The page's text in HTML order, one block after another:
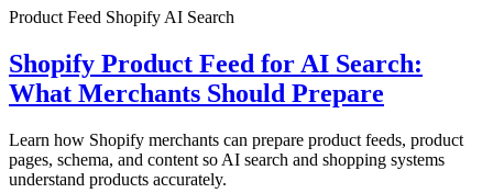
Product Feed Shopify AI Search
Shopify Product Feed for AI Search:
What Merchants Should Prepare
Learn how Shopify merchants can prepare product feeds, product
pages, schema, and content so AI search and shopping systems
understand products accurately.